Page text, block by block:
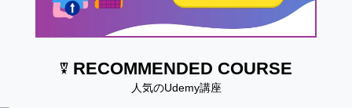
RECOMMENDED COURSE
人気のUdemy講座